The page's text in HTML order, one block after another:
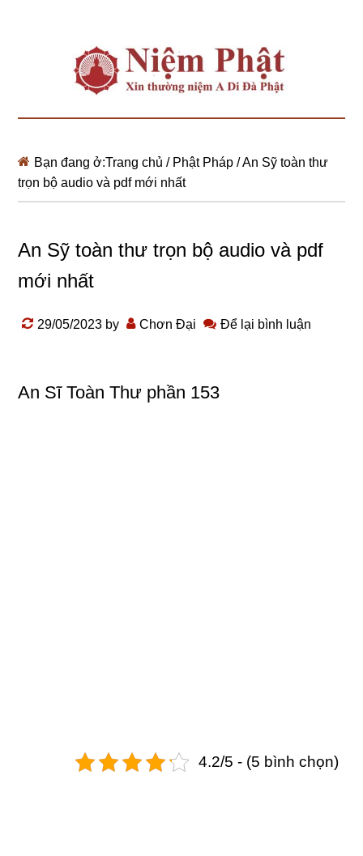
Bạn đang ở:Trang chủ / Phật Pháp /An Sỹ toàn thư
trọn bộ audio và pdf mới nhất
An Sỹ toàn thư trọn bộ audio và pdf
mới nhất
29/05/2023 by Chơn Đại Để lại bình luận
An Sĩ Toàn Thư phần 153
4.2/5 - (5 bình chọn)